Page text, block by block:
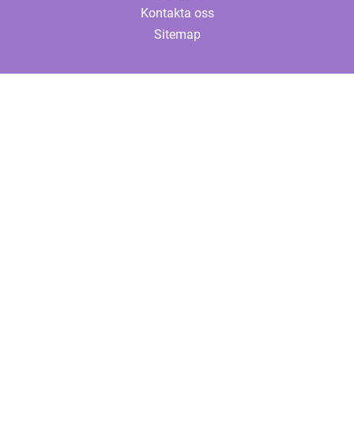
Kontakta oss
Sitemap